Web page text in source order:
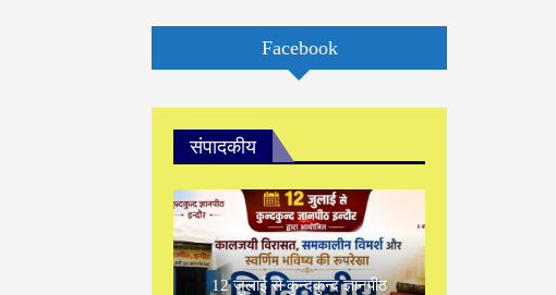
Facebook
संपादकीय
12 जुलाई से कुन्दकुन्द ज्ञानपीठ